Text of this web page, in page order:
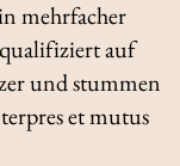
mehrfacher
auf
und stummen
et mutus